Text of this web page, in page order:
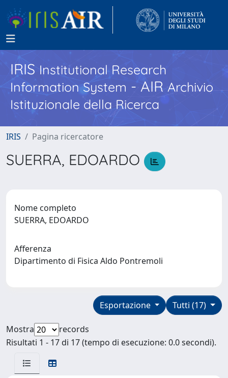
IRISInstitutional Research
Information System - AIR Archivio
Istituzionale della Ricerca
IRIS Pagina ricercatore
SUERRA, EDOARDO
Nome completo
SUERRA, EDOARDO
Afferenza
Dipartimento di Fisica Aldo Pontremoli
Tutti (17)
Esportazione
Mostra
records
Risultati 1 - 17 di 17 (tempo di esecuzione: 0.0 secondi).